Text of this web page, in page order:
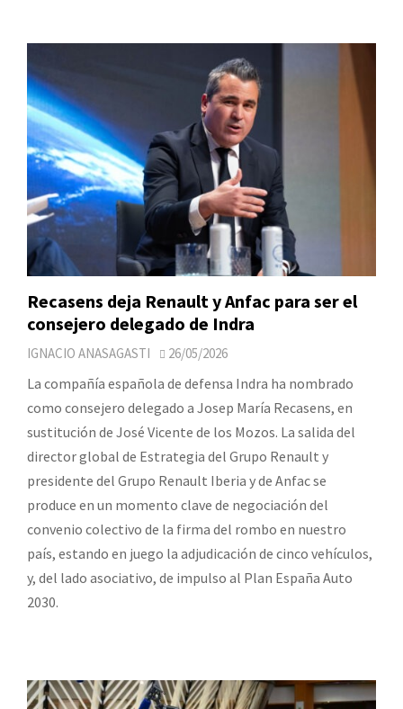
Recasens deja Renault y Anfac para ser el
consejero delegado de Indra
IGNACIO ANASAGASTI 26/05/2026
La compañía española de defensa Indra ha nombrado
como consejero delegado a Josep María Recasens, en
sustitución de José Vicente de los Mozos. La salida del
director global de Estrategia del Grupo Renault y
presidente del Grupo Renault Iberia y de Anfac se
produce en un momento clave de negociación del
convenio colectivo de la firma del rombo en nuestro
país, estando en juego la adjudicación de cinco vehículos,
y, del lado asociativo, de impulso al Plan España Auto
2030.